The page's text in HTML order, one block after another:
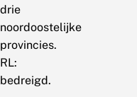
drie
noordoostelijke
provincies.
RL:
bedreigd.